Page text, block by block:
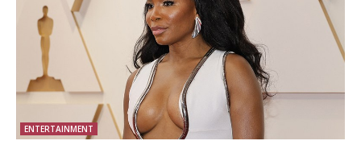
ENTERTAINMENT